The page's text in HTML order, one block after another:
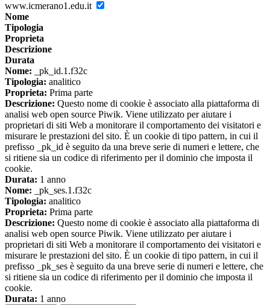
www.icmerano1.edu.it
Nome
Tipologia
Proprieta
Descrizione
Durata
Nome: _pk_id.1.f32c
Tipologia: analitico
Proprieta: Prima parte
Descrizione: Questo nome di cookie è associato alla piattaforma di
analisi web open source Piwik. Viene utilizzato per aiutare i
proprietari di siti Web a monitorare il comportamento dei visitatori e
misurare le prestazioni del sito. È un cookie di tipo pattern, in cui il
prefisso _pk_id è seguito da una breve serie di numeri e lettere, che
si ritiene sia un codice di riferimento per il dominio che imposta il
cookie.
Durata: 1 anno
Nome: _pk_ses.1.f32c
Tipologia: analitico
Proprieta: Prima parte
Descrizione: Questo nome di cookie è associato alla piattaforma di
analisi web open source Piwik. Viene utilizzato per aiutare i
proprietari di siti Web a monitorare il comportamento dei visitatori e
misurare le prestazioni del sito. È un cookie di tipo pattern, in cui il
prefisso _pk_ses è seguito da una breve serie di numeri e lettere, che
si ritiene sia un codice di riferimento per il dominio che imposta il
cookie.
Durata: 1 anno